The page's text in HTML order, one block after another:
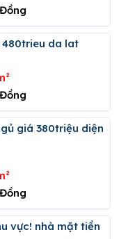
480trieu da lat